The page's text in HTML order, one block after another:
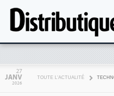
27
JANV
2026
TOUTE L'ACTUALITÉ